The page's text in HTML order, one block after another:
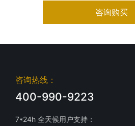
咨询购买
咨询热线：
400-990-9223
7*24h 全天候用户支持：